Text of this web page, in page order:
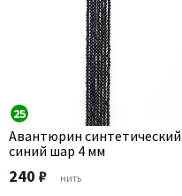
25
Авантюрин синтетический
синий шар 4 мм
240 ₽ нить